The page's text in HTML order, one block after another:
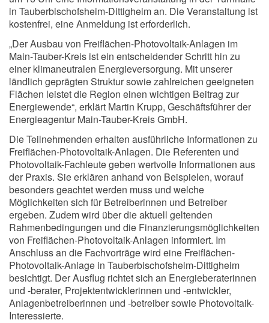
in Tauberbischofsheim-Dittigheim an. Die Veranstaltung ist
kostenfrei, eine Anmeldung ist erforderlich.
„Der Ausbau von Freiflächen-Photovoltaik-Anlagen im
Main-Tauber-Kreis ist ein entscheidender Schritt hin zu
einer klimaneutralen Energieversorgung. Mit unserer
ländlich geprägten Struktur sowie zahlreichen geeigneten
Flächen leistet die Region einen wichtigen Beitrag zur
Energiewende“, erklärt Martin Krupp, Geschäftsführer der
Energieagentur Main-Tauber-Kreis GmbH.
Die Teilnehmenden erhalten ausführliche Informationen zu
Freiflächen-Photovoltaik-Anlagen. Die Referenten und
Photovoltaik-Fachleute geben wertvolle Informationen aus
der Praxis. Sie erklären anhand von Beispielen, worauf
besonders geachtet werden muss und welche
Möglichkeiten sich für Betreiberinnen und Betreiber
ergeben. Zudem wird über die aktuell geltenden
Rahmenbedingungen und die Finanzierungsmöglichkeiten
von Freiflächen-Photovoltaik-Anlagen informiert. Im
Anschluss an die Fachvorträge wird eine Freiflächen-
Photovoltaik-Anlage in Tauberbischofsheim-Dittigheim
besichtigt. Der Ausflug richtet sich an Energieberaterinnen
und -berater, Projektentwicklerinnen und -entwickler,
Anlagenbetreiberinnen und -betreiber sowie Photovoltaik-
Interessierte.